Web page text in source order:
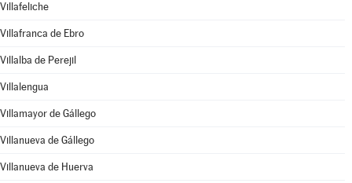
Villafeliche
Villafranca de Ebro
Villalba de Perejil
Villalengua
Villamayor de Gállego
Villanueva de Gállego
Villanueva de Huerva